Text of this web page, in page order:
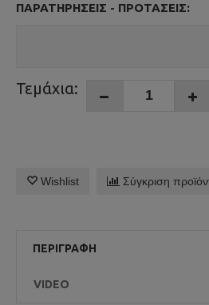
ΠΑΡΑΤΗΡΉΣΕΙΣ - ΠΡΟΤΆΣΕΙΣ:
Τεμάχια:
Wishlist Σύγκριση
ΠΕΡΙΓΡΑΦΉ
VIDEO